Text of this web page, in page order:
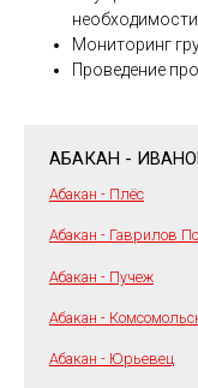
Мониторинг
Проведение
АБАКАН -
Абакан - Плёс
Абакан - Гаврилов
Абакан - Пучеж
Абакан -
Абакан - Юрьевец